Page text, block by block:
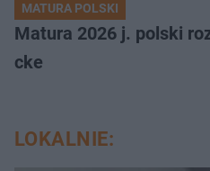
MATURA POLSKI
Matura 2026 j. polski
cke
LOKALNIE: